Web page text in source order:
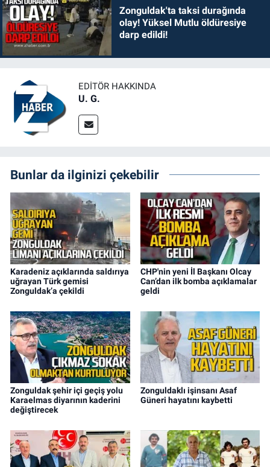
Zonguldak'ta taksi durağında
olay! Yüksel Mutlu öldüresiye
darp edildi!
EDITÖR HAKKINDA
U. G.
Bunlar da ilginizi çekebilir
Karadeniz açıklarında saldırıya
uğrayan Türk gemisi
Zonguldak’a çekildi
CHP'nin yeni İl Başkanı Olcay
Can’dan ilk bomba açıklamalar
geldi
Zonguldak şehir içi geçiş yolu
Karaelmas diyarının kaderini
değiştirecek
Zonguldaklı işinsanı Asaf
Güneri hayatını kaybetti